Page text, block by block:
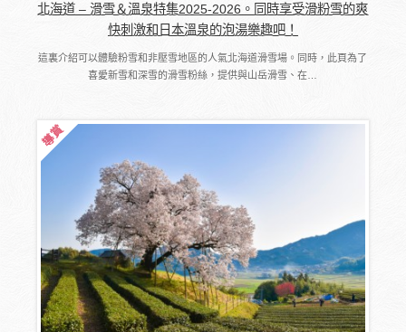
北海道 – 滑雪＆溫泉特集2025-2026。同時享受滑粉雪的爽
快刺激和日本溫泉的泡湯樂趣吧！
這裏介紹可以體驗粉雪和非壓雪地區的人氣北海道滑雪場。同時，此頁為了
喜愛新雪和深雪的滑雪粉絲，提供與山岳滑雪、在…